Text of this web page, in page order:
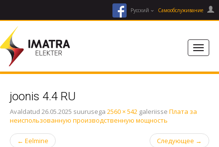
facebookРусский Cамообслуживание
joonis 4.4 RU
Avaldatud 26.05.2025 suurusega 2560 × 542 galeriisse Плата за
неиспользованную производственную мощность
← Eelmine Следующее →